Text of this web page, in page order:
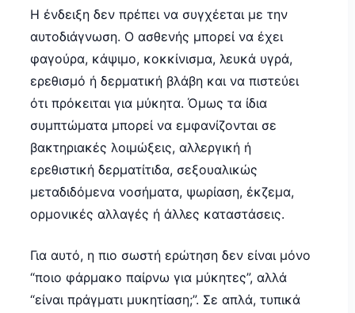
Η ένδειξη δεν πρέπει να συγχέεται με την
αυτοδιάγνωση. Ο ασθενής μπορεί να έχει
φαγούρα, κάψιμο, κοκκίνισμα, λευκά υγρά,
ερεθισμό ή δερματική βλάβη και να πιστεύει
ότι πρόκειται για μύκητα. Όμως τα ίδια
συμπτώματα μπορεί να εμφανίζονται σε
βακτηριακές λοιμώξεις, αλλεργική ή
ερεθιστική δερματίτιδα, σεξουαλικώς
μεταδιδόμενα νοσήματα, ψωρίαση, έκζεμα,
ορμονικές αλλαγές ή άλλες καταστάσεις.
Για αυτό, η πιο σωστή ερώτηση δεν είναι μόνο
“ποιο φάρμακο παίρνω για μύκητες”, αλλά
“είναι πράγματι μυκητίαση;”. Σε απλά, τυπικά